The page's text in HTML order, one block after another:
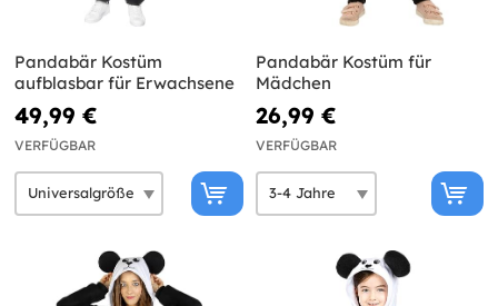
Pandabär Kostüm
aufblasbar für Erwachsene
49,99 €
VERFÜGBAR
Pandabär Kostüm für
Mädchen
26,99 €
VERFÜGBAR